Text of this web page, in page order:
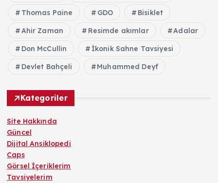
Thomas Paine GDO Bisiklet
Ahir Zaman Resimde akımlar Adalar
Don McCullin İkonik Sahne Tavsiyesi
Devlet Bahçeli Muhammed Deyf
Kategoriler
Site Hakkında
Güncel
Dijital Ansiklopedi
Caps
Görsel İçeriklerim
Tavsiyelerim